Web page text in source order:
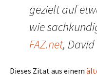
gezielt auf
wie
FAZ.net,
Dieses Zitat aus einem